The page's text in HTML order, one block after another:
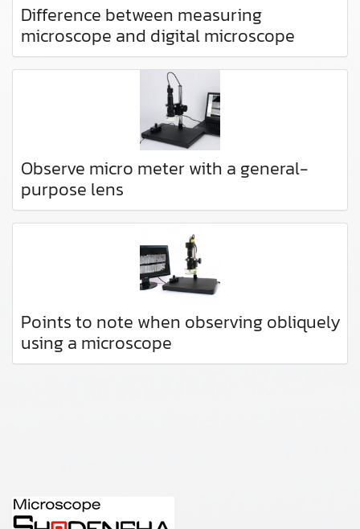
Difference between measuring
microscope and digital microscope
Observe micro meter with a general-
purpose lens
Points to note when observing obliquely
using a microscope